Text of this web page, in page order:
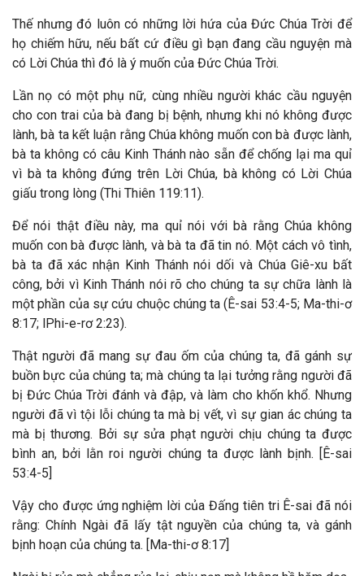
Thế nhưng đó luôn có những lời hứa của Đức Chúa Trời để
họ chiếm hữu, nếu bất cứ điều gì bạn đang cầu nguyện mà
có Lời Chúa thì đó là ý muốn của Đức Chúa Trời.
Lần nọ có một phụ nữ, cùng nhiều người khác cầu nguyện
cho con trai của bà đang bị bệnh, nhưng khi nó không được
lành, bà ta kết luận rằng Chúa không muốn con bà được lành,
bà ta không có câu Kinh Thánh nào sẵn để chống lại ma quỉ
vì bà ta không đứng trên Lời Chúa, bà không có Lời Chúa
giấu trong lòng (Thi Thiên 119:11).
Để nói thật điều này, ma quỉ nói với bà rằng Chúa không
muốn con bà được lành, và bà ta đã tin nó. Một cách vô tình,
bà ta đã xác nhận Kinh Thánh nói dối và Chúa Giê-xu bất
công, bởi vì Kinh Thánh nói rõ cho chúng ta sự chữa lành là
một phần của sự cứu chuộc chúng ta (Ê-sai 53:4-5; Ma-thi-ơ
8:17; lPhi-e-rơ 2:23).
Thật người đã mang sự đau ốm của chúng ta, đã gánh sự
buồn bực của chúng ta; mà chúng ta lại tưởng rằng người đã
bị Đức Chúa Trời đánh và đập, và làm cho khốn khổ. Nhưng
người đã vì tội lỗi chúng ta mà bị vết, vì sự gian ác chúng ta
mà bị thương. Bởi sự sửa phạt người chịu chúng ta được
bình an, bởi lằn roi người chúng ta được lành bịnh. [Ê-sai
53:4-5]
Vậy cho được ứng nghiệm lời của Đấng tiên tri Ê-sai đã nói
rằng: Chính Ngài đã lấy tật nguyền của chúng ta, và gánh
bịnh hoạn của chúng ta. [Ma-thi-ơ 8:17]